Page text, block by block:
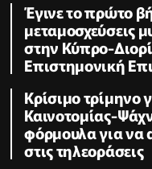
Έγινε το πρώτο
μεταμοσχεύσεις
στην Κύπρο-
Επιστημονική
Κρίσιμο τρίμηνο
Καινοτομίας-
φόρμουλα για να
στις τηλεοράσεις